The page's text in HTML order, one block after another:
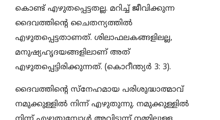
കൊണ്ട് എഴുതപ്പെട്ടതല്ല. മറിച്ച് ജീവിക്കുന്ന
ദൈവത്തിന്റെ ചൈതന്യത്തില്‍
എഴുതപ്പെട്ടതാണത്. ശിലാഫലകങ്ങളിലല്ല,
മനുഷ്യഹൃദയങ്ങളിലാണ് അത്
എഴുതപ്പെട്ടിരിക്കുന്നത്. (കൊറീന്ത്യര്‍ 3: 3).
ദൈവത്തിന്റെ സ്നേഹമായ പരിശുദ്ധാത്മാവ്
നമുക്കുള്ളില്‍ നിന്ന് എഴുതുന്നു. നമുക്കുള്ളില്‍